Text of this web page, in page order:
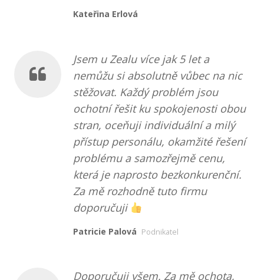
Kateřina Erlová
Jsem u Zealu více jak 5 let a
nemůžu si absolutně vůbec na nic
stěžovat. Každý problém jsou
ochotní řešit ku spokojenosti obou
stran, oceňuji individuální a milý
přístup personálu, okamžité řešení
problému a samozřejmě cenu,
která je naprosto bezkonkurenční.
Za mě rozhodně tuto firmu
doporučuji
Patricie Palová Podnikatel
Doporučuji všem. Za mě ochota,